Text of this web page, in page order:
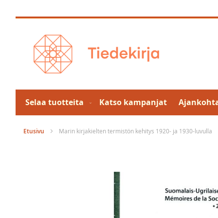
to
Selaa tuotteita Katso kampanjat
Etusivu Marin kirjakielten termistön kehitys 1920- ja 1930-luvulla